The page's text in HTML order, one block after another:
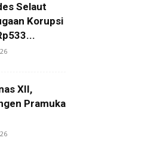
Selaut
Korupsi
XII,
Pramuka